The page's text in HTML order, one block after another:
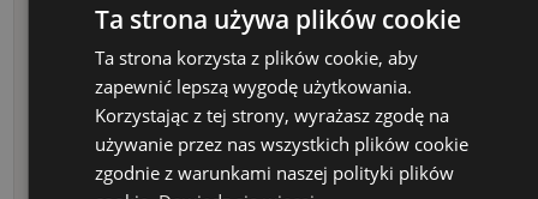
ziobrovski:
Po przeczytaniu jutro wyruszam na rzeczkę. ;-)
To dla mnie i dla Jacka najlepsza nagroda. Miło, dzięki.
Ta strona używa plików cookie
Ta strona korzysta z plików cookie, aby
zapewnić lepszą wygodę użytkowania.
Korzystając z tej strony, wyrażasz zgodę na
używanie przez nas wszystkich plików cookie
zgodnie z warunkami naszej polityki plików